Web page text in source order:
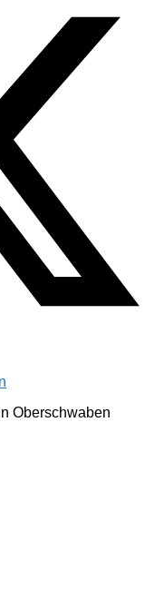
Oberschwaben